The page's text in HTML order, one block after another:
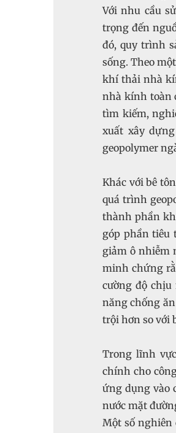
Với nhu cầu
trọng đến
đó, quy trình
sống. Theo
khí thải nhà
nhà kính toàn
tìm kiếm,
xuất xây
geopolymer
Khác với bê
quá trình
thành phần
góp phần tiêu
giảm ô nhiễm
minh chứng
cường độ
năng chống
trội hơn so với
Trong lĩnh
chính cho
ứng dụng vào
nước mặt
Một số